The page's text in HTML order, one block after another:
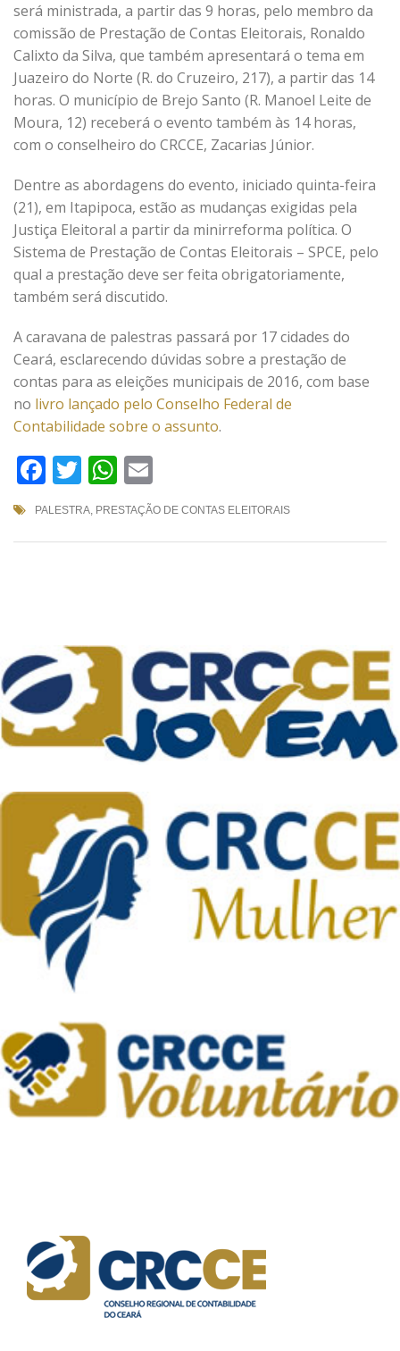
será ministrada, a partir das 9 horas, pelo membro da
comissão de Prestação de Contas Eleitorais, Ronaldo
Calixto da Silva, que também apresentará o tema em
Juazeiro do Norte (R. do Cruzeiro, 217), a partir das 14
horas. O município de Brejo Santo (R. Manoel Leite de
Moura, 12) receberá o evento também às 14 horas,
com o conselheiro do CRCCE, Zacarias Júnior.
Dentre as abordagens do evento, iniciado quinta-feira
(21), em Itapipoca, estão as mudanças exigidas pela
Justiça Eleitoral a partir da minirreforma política. O
Sistema de Prestação de Contas Eleitorais – SPCE, pelo
qual a prestação deve ser feita obrigatoriamente,
também será discutido.
A caravana de palestras passará por 17 cidades do
Ceará, esclarecendo dúvidas sobre a prestação de
contas para as eleições municipais de 2016, com base
no livro lançado pelo Conselho Federal de
Contabilidade sobre o assunto.
Facebook
TwitterWhatsApp
PALESTRA, PRESTAÇÃO DE CONTAS ELEITORAIS